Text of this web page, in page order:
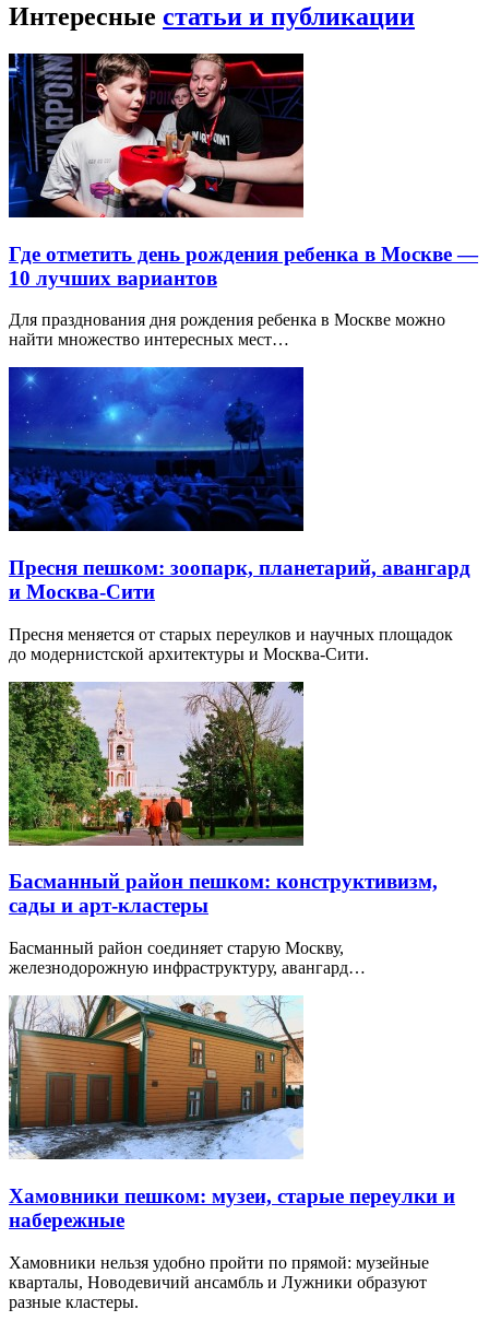
Интересные статьи и публикации
Где отметить день рождения ребенка в Москве —
10 лучших вариантов
Для празднования дня рождения ребенка в Москве можно
найти множество интересных мест…
Пресня пешком: зоопарк, планетарий, авангард
и Москва-Сити
Пресня меняется от старых переулков и научных площадок
до модернистской архитектуры и Москва-Сити.
Басманный район пешком: конструктивизм,
сады и арт-кластеры
Басманный район соединяет старую Москву,
железнодорожную инфраструктуру, авангард…
Хамовники пешком: музеи, старые переулки и
набережные
Хамовники нельзя удобно пройти по прямой: музейные
кварталы, Новодевичий ансамбль и Лужники образуют
разные кластеры.